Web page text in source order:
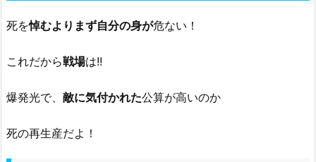
死を悼むよりまず自分の身が危ない！
これだから戦場は!!
爆発光で、 敵に気付かれた公算が高いのか
死の再生産だよ！